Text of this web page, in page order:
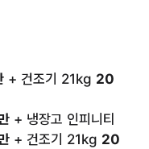
+ 건조기 21kg 20
+ 냉장고 인피니티
+ 건조기 21kg 20